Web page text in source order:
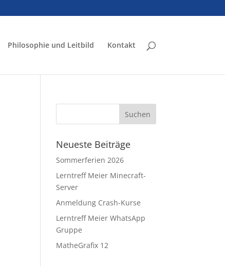
Philosophie und Leitbild Kontakt
Neueste Beiträge
Sommerferien 2026
Lerntreff Meier Minecraft-
Server
Anmeldung Crash-Kurse
Lerntreff Meier WhatsApp
Gruppe
MatheGrafix 12